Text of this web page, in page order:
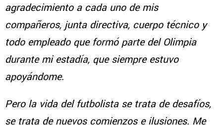
agradecimiento a cada uno de mis
compañeros, junta directiva, cuerpo técnico y
todo empleado que formó parte del Olimpia
durante mi estadía, que siempre estuvo
apoyándome.
Pero la vida del futbolista se trata de desafíos,
se trata de nuevos comienzos e ilusiones. Me